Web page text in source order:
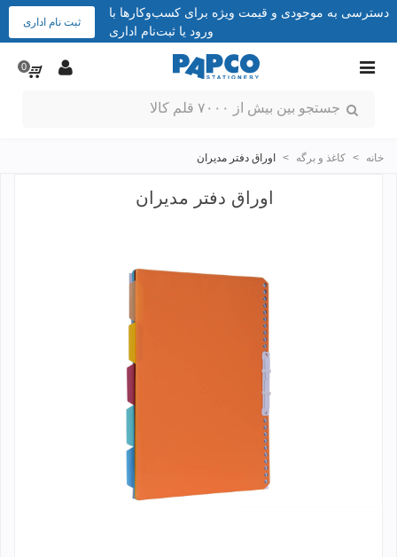
دسترسی به موجودی و قیمت ویژه برای کسب‌وکارها با
ورود یا ثبت‌نام اداری
ثبت نام اداری
0
خانه > کاغذ و برگه > اوراق دفتر مدیران
اوراق دفتر مدیران